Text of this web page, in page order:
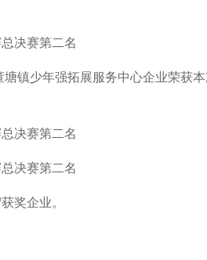
镇少年强拓展服务中心企业荣获
奖企业。